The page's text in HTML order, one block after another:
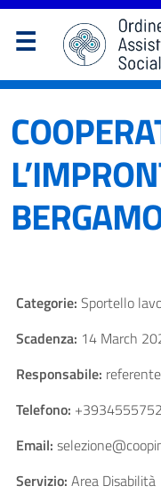
Categorie: Sportello
Scadenza: 14 March
Responsabile:
Telefono:
Email:
Servizio: Area Disabilità